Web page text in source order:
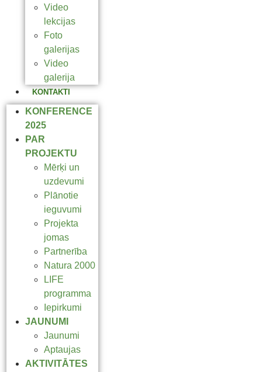
Video
lekcijas
Foto
galerijas
Video
galerija
KONTAKTI
KONFERENCE
2025
PAR
PROJEKTU
Mērķi un
uzdevumi
Plānotie
ieguvumi
Projekta
jomas
Partnerība
Natura 2000
LIFE
programma
Iepirkumi
JAUNUMI
Jaunumi
Aptaujas
AKTIVITĀTES